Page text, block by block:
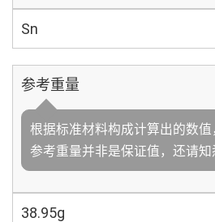
Sn
参考重量
根据标准材料构成计算出的数值
参考重量并非是保证值，还请知
38.95g